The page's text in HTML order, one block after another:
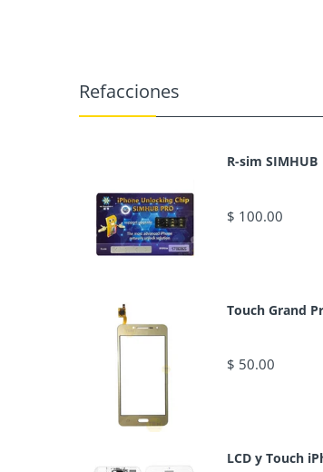
Refacciones
R-sim SIMHUB
$ 100.00
Touch Grand
$ 50.00
LCD y Touch